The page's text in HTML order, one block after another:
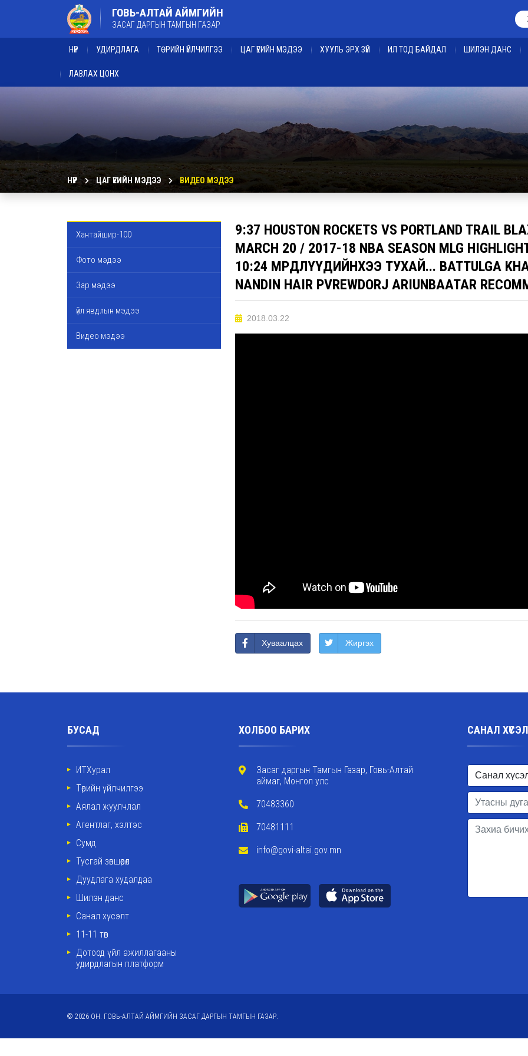
ГОВЬ-АЛТАЙ АЙМГИЙН
ЗАСАГ ДАРГЫН ТАМГЫН ГАЗАР
НҮҮР УДИРДЛАГА ТӨРИЙН ҮЙЛЧИЛГЭЭ ЦАГ ҮЕИЙН МЭДЭЭ ХУУЛЬ ЭРХ ЗҮЙ ИЛ ТОД БАЙДАЛ ШИЛЭН ДАНС
ЛАВЛАХ ЦОНХ
НҮҮР ЦАГ ҮЕИЙН МЭДЭЭ ВИДЕО МЭДЭЭ
Хантайшир-100
Фото мэдээ
Зар мэдээ
үйл явдлын мэдээ
Видео мэдээ
9:37 HOUSTON ROCKETS VS PORTLAND TRAIL
MARCH 20 / 2017-18 NBA SEASON MLG
10:24 МӨРӨӨДЛҮҮДИЙНХЭЭ ТУХАЙ... BATTULGA
NANDIN HAIR PVREWDORJ ARIUNBAATAR
2018.03.22
Хуваалцах Жиргэх
БУСАД
ИТХурал
Төрийн үйлчилгээ
Аялал жуулчлал
Агентлаг, хэлтэс
Сумд
Тусгай зөвшөөрөл
Дуудлага худалдаа
Шилэн данс
Санал хүсэлт
11-11 төв
Дотоод үйл ажиллагааны
удирдлагын платформ
ХОЛБОО БАРИХ
Засаг даргын Тамгын Газар, Говь-Алтай
аймаг, Монгол улс
70483360
70481111
info@govi-altai.gov.mn
САНАЛ
© 2026 ОН. ГОВЬ-АЛТАЙ АЙМГИЙН ЗАСАГ ДАРГЫН ТАМГЫН ГАЗАР.